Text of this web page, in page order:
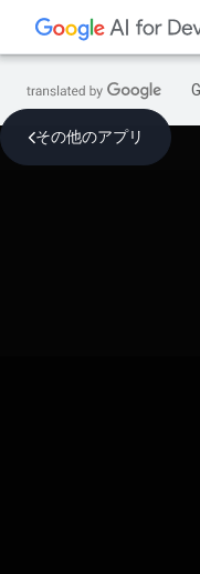
その他のアプリ